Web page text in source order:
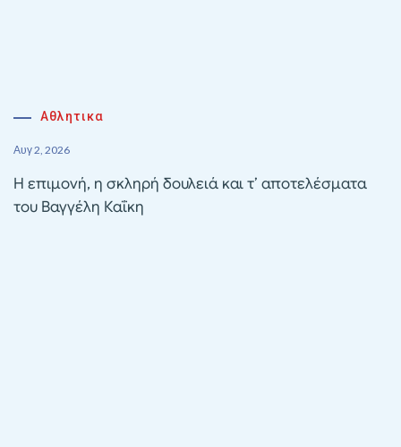
Αθλητικα
Αυγ 2, 2026
Η επιμονή, η σκληρή δουλειά και τ’ αποτελέσματα
του Βαγγέλη Καΐκη